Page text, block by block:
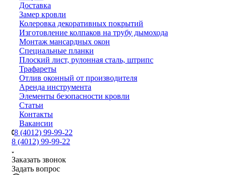
Доставка
Замер кровли
Колеровка декоративных покрытий
Изготовление колпаков на трубу дымохода
Монтаж мансардных окон
Специальные планки
Плоский лист, рулонная сталь, штрипс
Трафареты
Отлив оконный от производителя
Аренда инструмента
Элементы безопасности кровли
Статьи
Контакты
Вакансии
8 (4012) 99-99-22
8 (4012) 99-99-22
Заказать звонок
Задать вопрос